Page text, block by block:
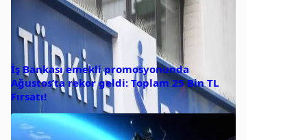
İş Bankası emekli promosyonunda
Ağustos’ta rekor geldi: Toplam 25 Bin TL
Fırsatı!